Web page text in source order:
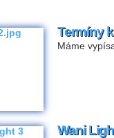
Termíny
Máme
Wani